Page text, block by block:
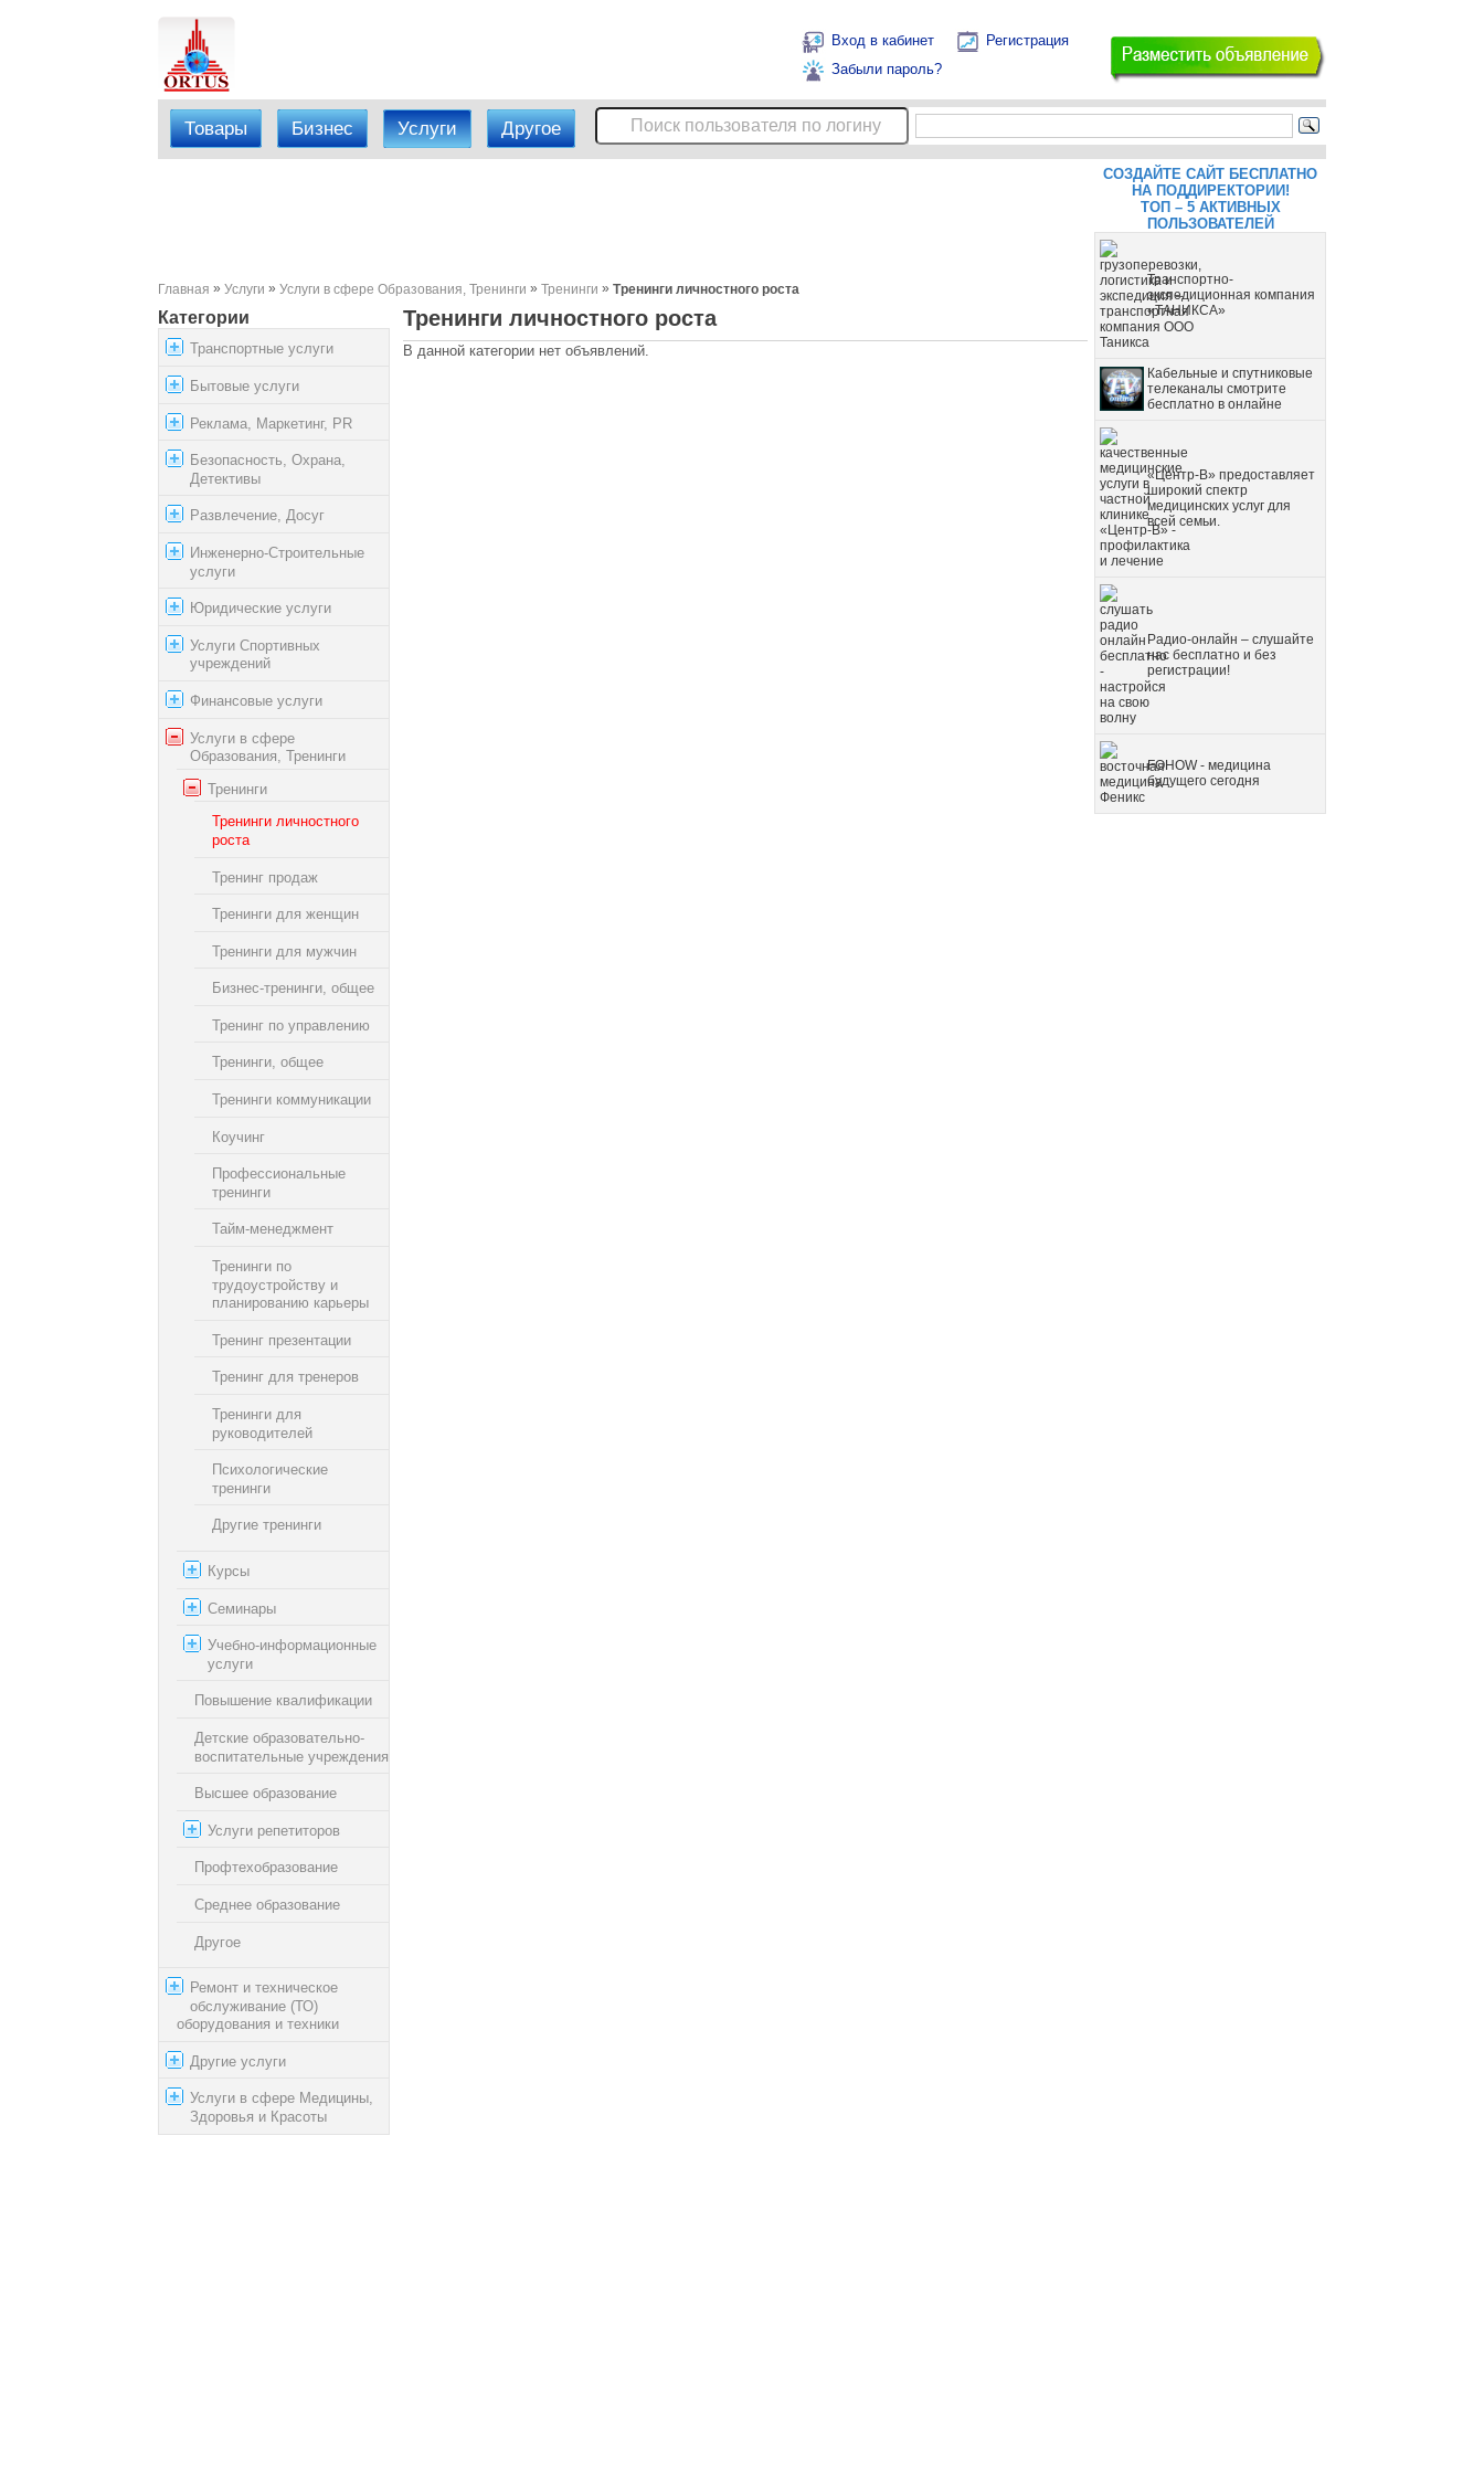
Вход в кабинет
Регистрация
Забыли пароль?
Товары Бизнес Услуги Другое
Главная » Услуги » Услуги в сфере Образования, Тренинги » Тренинги » Тренинги личностного роста
Категории
Транспортные услуги
Бытовые услуги
Реклама, Маркетинг, PR
Безопасность, Охрана,
Детективы
Развлечение, Досуг
Инженерно-Строительные
услуги
Юридические услуги
Услуги Спортивных
учреждений
Финансовые услуги
Услуги в сфере
Образования, Тренинги
Тренинги
Тренинги личностного
роста
Тренинг продаж
Тренинги для женщин
Тренинги для мужчин
Бизнес-тренинги, общее
Тренинг по управлению
Тренинги, общее
Тренинги коммуникации
Коучинг
Профессиональные
тренинги
Тайм-менеджмент
Тренинги по
трудоустройству и
планированию карьеры
Тренинг презентации
Тренинг для тренеров
Тренинги для
руководителей
Психологические
тренинги
Другие тренинги
Курсы
Семинары
Учебно-информационные
услуги
Повышение квалификации
Детские образовательно-
воспитательные учреждения
Высшее образование
Услуги репетиторов
Профтехобразование
Среднее образование
Другое
Ремонт и техническое
обслуживание (ТО)
оборудования и техники
Другие услуги
Услуги в сфере Медицины,
Здоровья и Красоты
Тренинги личностного роста
В данной категории нет объявлений.
СОЗДАЙТЕ САЙТ БЕСПЛАТНО
НА ПОДДИРЕКТОРИИ!
ТОП – 5 АКТИВНЫХ
ПОЛЬЗОВАТЕЛЕЙ
Транспортно-
экспедиционная компания
«ТАНИКСА»
Кабельные и спутниковые
телеканалы смотрите
бесплатно в онлайне
«Центр-В» предоставляет
широкий спектр
медицинских услуг для
всей семьи.
Радио-онлайн – слушайте
нас бесплатно и без
регистрации!
FOHOW - медицина
будущего сегодня